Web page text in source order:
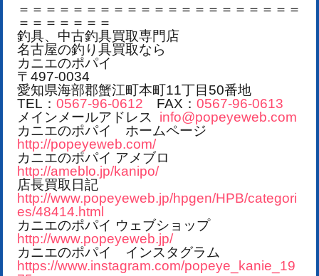
＝＝＝＝＝＝＝＝＝＝＝＝＝＝＝＝＝＝＝＝＝
＝＝＝＝＝＝＝
釣具、中古釣具買取専門店
名古屋の釣り具買取なら
カニエのポパイ
〒497-0034
愛知県海部郡蟹江町本町11丁目50番地
TEL： 0567-96-0612 FAX： 0567-96-0613
メインメールアドレス
info@popeyeweb.com
カニエのポパイ ホームページ
http://popeyeweb.com/
カニエのポパイ アメブロ
http://ameblo.jp/kanipo/
店長買取日記
http://www.popeyeweb.jp/hpgen/HPB/categori
es/48414.html
カニエのポパイ ウェブショップ
http://www.popeyeweb.jp/
カニエのポパイ インスタグラム
https://www.instagram.com/popeye_kanie_19